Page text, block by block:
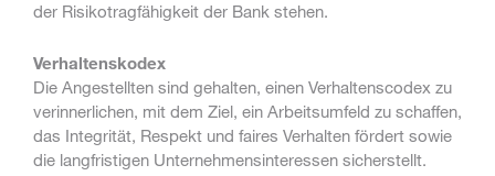
der Risikotragfähigkeit der Bank stehen.
Verhaltenskodex
Die Angestellten sind gehalten, einen Verhaltenscodex zu
verinnerlichen, mit dem Ziel, ein Arbeitsumfeld zu schaffen,
das Integrität, Respekt und faires Verhalten fördert sowie
die langfristigen Unternehmensinteressen sicherstellt.